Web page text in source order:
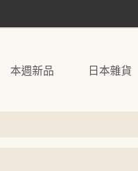
本週新品 日本雜貨